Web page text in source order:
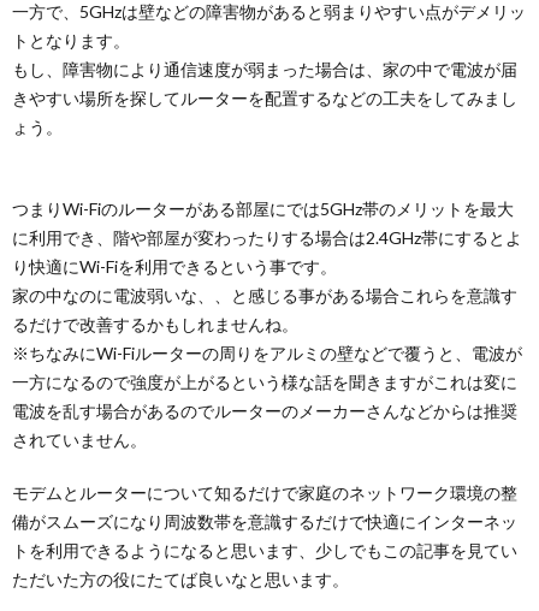
一方で、5GHzは壁などの障害物があると弱まりやすい点がデメリッ
トとなります。
もし、障害物により通信速度が弱まった場合は、家の中で電波が届
きやすい場所を探してルーターを配置するなどの工夫をしてみまし
ょう。
つまりWi-Fiのルーターがある部屋にでは5GHz帯のメリットを最大
に利用でき、階や部屋が変わったりする場合は2.4GHz帯にするとよ
り快適にWi-Fiを利用できるという事です。
家の中なのに電波弱いな、、と感じる事がある場合これらを意識す
るだけで改善するかもしれませんね。
※ちなみにWi-Fiルーターの周りをアルミの壁などで覆うと、電波が
一方になるので強度が上がるという様な話を聞きますがこれは変に
電波を乱す場合があるのでルーターのメーカーさんなどからは推奨
されていません。
モデムとルーターについて知るだけで家庭のネットワーク環境の整
備がスムーズになり周波数帯を意識するだけで快適にインターネッ
トを利用できるようになると思います、少しでもこの記事を見てい
ただいた方の役にたてば良いなと思います。